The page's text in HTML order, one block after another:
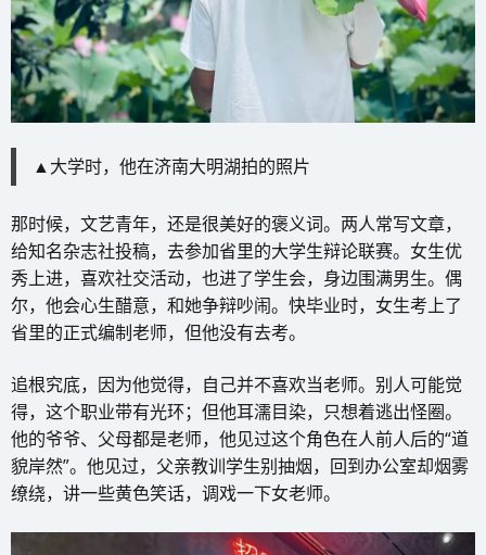
▲大学时，他在济南大明湖拍的照片
那时候，文艺青年，还是很美好的褒义词。两人常写文章，
给知名杂志社投稿，去参加省里的大学生辩论联赛。女生优
秀上进，喜欢社交活动，也进了学生会，身边围满男生。偶
尔，他会心生醋意，和她争辩吵闹。快毕业时，女生考上了
省里的正式编制老师，但他没有去考。
追根究底，因为他觉得，自己并不喜欢当老师。别人可能觉
得，这个职业带有光环；但他耳濡目染，只想着逃出怪圈。
他的爷爷、父母都是老师，他见过这个角色在人前人后的“道
貌岸然”。他见过，父亲教训学生别抽烟，回到办公室却烟雾
缭绕，讲一些黄色笑话，调戏一下女老师。